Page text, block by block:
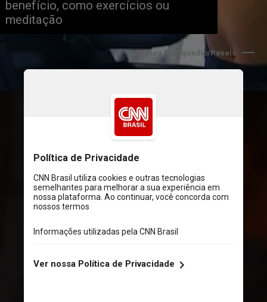
benefício, como exercícios ou
meditação
Andrea Piacquadio/Pexels